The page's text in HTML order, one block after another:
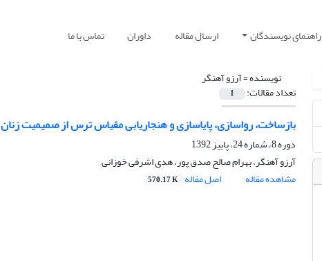
راهنمای نویسندگان ارسال مقاله داوران تماس با ما
نویسنده =آرزو آهنگر
تعداد مقالات: 1
بازساخت، رواسازی، پایاسازی و هنجاریابی مقیاس ترس از صمیمیت زنان
دوره 8، شماره 24، پاییز 1392
آرزو آهنگر، بهرام صالح صدق پور، هدی اشرفی خوزانی
مشاهده مقاله
اصل مقاله 570.17 K